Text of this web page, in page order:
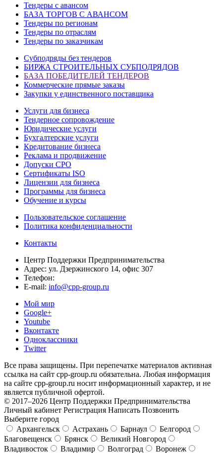
Тендеры с авансом
БАЗА ТОРГОВ С АВАНСОМ
Тендеры по регионам
Тендеры по отраслям
Тендеры по заказчикам
Субподряды без тендеров
БИРЖА СТРОИТЕЛЬНЫХ СУБПОДРЯДОВ
БАЗА ПОБЕДИТЕЛЕЙ ТЕНДЕРОВ
Коммерческие прямые заказы
Закупки у единственного поставщика
Услуги для бизнеса
Тендерное сопровождение
Юридические услуги
Бухгалтерские услуги
Кредитование бизнеса
Реклама и продвижение
Допуски СРО
Сертификаты ISO
Лицензии для бизнеса
Программы для бизнеса
Обучение и курсы
Пользовательское соглашение
Политика конфиденциальности
Контакты
Центр Поддержки Предпринимательства
Адрес: ул. Дзержинского 14, офис 307
Телефон:
E-mail: info@cpp-group.ru
Мой мир
Google+
Youtube
Вконтакте
Одноклассники
Twitter
Все права защищены. При перепечатке материалов активная
ссылка на сайт cpp-group.ru обязательна. Любая информация
на сайте cpp-group.ru носит информационный характер, и не
является публичной офертой.
© 2017–2026 Центр Поддержки Предпринимательства
Личный кабинет Регистрация Написать Позвонить
Выберите город
Архангельск
Астрахань Барнаул
Белгород
Благовещенск
Брянск
Великий Новгород
Владивосток
Владимир Волгоград Воронеж